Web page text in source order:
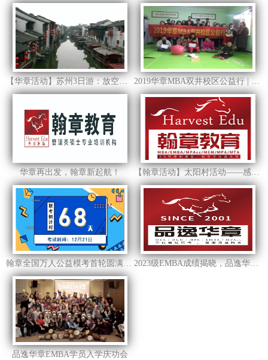
【华章活动】苏州3日游：放空心灵，给身体充电 2019华章MBA双井校区公益行 | 聚集微力量，我们在路上。
华章再出发，翰章新起航！ 【翰章活动】太阳村活动——感恩与爱同行
翰章全国万人公益模考首轮圆满结束：以考促学，以学促分 2023级EMBA成绩揭晓，品逸华章喜报频传！
品逸华章EMBA学员入学庆功会